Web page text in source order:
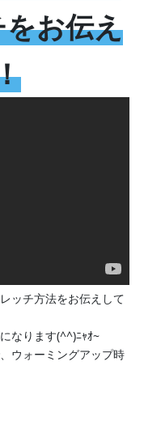
お伝え
ッチ方法をお伝えして
なります(^^)ﾆｬｵ~
ウォーミングアップ時